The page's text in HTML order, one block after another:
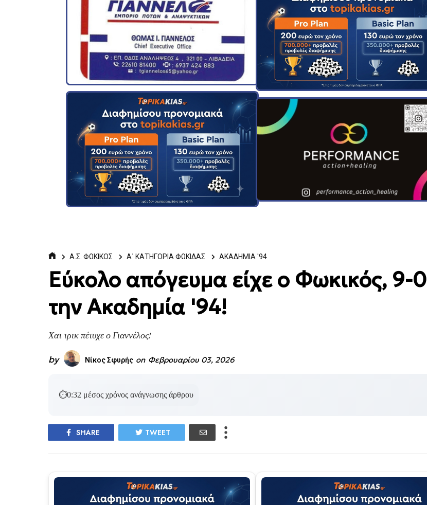
Α.Σ. ΦΩΚΙΚΟΣ Α΄ ΚΑΤΗΓΟΡΙΑ ΦΩΚΙΔΑΣ ΑΚΑΔΗΜΙΑ '94
Εύκολο απόγευμα είχε ο Φωκικός, 9-0
την Ακαδημία '94!
Χατ τρικ πέτυχε ο Γιαννέλος!
by Νίκος Σφυρής on Φεβρουαρίου 03, 2026
⏱0:32 μέσος χρόνος ανάγνωσης άρθρου
SHARE TWEET